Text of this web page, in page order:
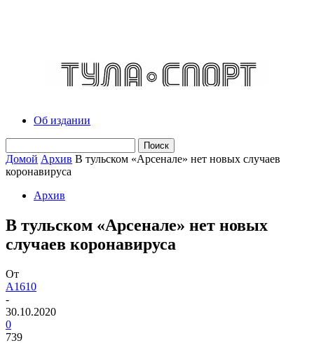
Об издании
Домой Архив В тульском «Арсенале» нет новых случаев
коронавируса
Архив
В тульском «Арсенале» нет новых
случаев коронавируса
От
A1610
-
30.10.2020
0
739